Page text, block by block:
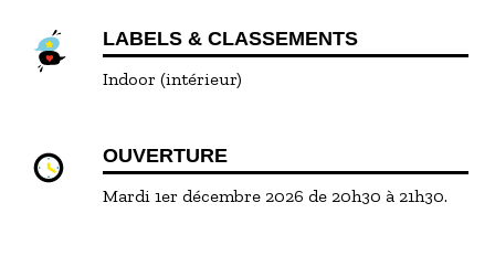
LABELS & CLASSEMENTS
Indoor (intérieur)
OUVERTURE
Mardi 1er décembre 2026 de 20h30 à 21h30.